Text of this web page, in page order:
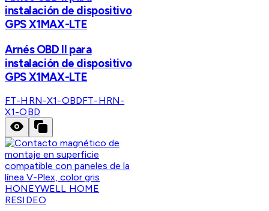
instalación de dispositivo
GPS X1MAX-LTE
Arnés OBD II para
instalación de dispositivo
GPS X1MAX-LTE
FT-HRN-X1-OBDFT-HRN-
X1-OBD
HONEYWELL HOME
RESIDEO